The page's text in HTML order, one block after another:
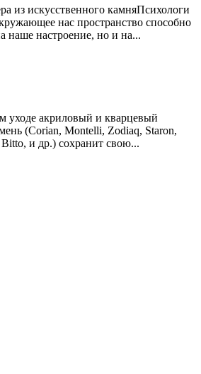
из искусственного камняПсихологи
нас пространство способно
наше настроение, но и на...
уходе акриловый и кварцевый
(Corian, Montelli, Zodiaq, Staron,
и др.) сохранит свою...